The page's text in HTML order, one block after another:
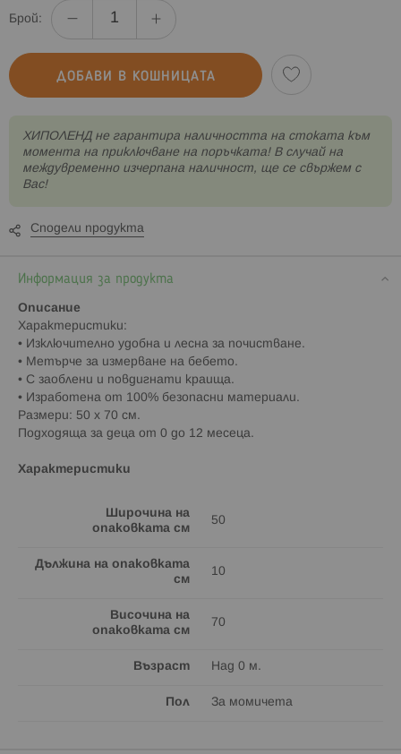
Брой:
ДОБАВИ В КОШНИЦАТА
XИПОЛЕНД не гарантира наличността на стоката към
момента на приключване на поръчката! В случай на
междувременно изчерпана наличност, ще се свържем с
Вас!
Сподели продукта
Информация за продукта
Описание
Характеристики:
• Изключително удобна и лесна за почистване.
• Метърче за измерване на бебето.
• С заоблени и повдигнати краища.
• Изработена от 100% безопасни материали.
Размери: 50 х 70 см.
Подходяща за деца от 0 до 12 месеца.
Характеристики
Широчина на
опаковката см
50
Дължина на опаковката
см
10
Височина на
опаковката см
70
Възраст Над 0 м.
Пол За момичета